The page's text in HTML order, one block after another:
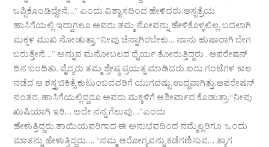
ಒಪ್ಪಿಕೊಂಡಿದ್ದೇನೆ…” ಎಂದು ವಿಶ್ವಾಸದಿಂದ ಹೇಳಿದರು.ಆಸ್ಪತ್ರೆಯ
ಹಾಸಿಗೆಯಲ್ಲಿ ಇದ್ದಾಗಲೂ ಅವರು ತಮ್ಮ ನೋವನ್ನು ಹೇಳಿಕೊಳ್ಳಲಿಲ್ಲ. ಬದಲಾಗಿ
ಮಕ್ಕಳ ಮುಖ ನೋಡುತ್ತಾ,“ನೀವು ಚೆನ್ನಾಗಿರಬೇಕು… ನಾನು ಹುಷಾರಾಗಿ ಬೇಗ
ಬರುತ್ತೇನೆ…” ಅನ್ನುವ ಮನೋಬಲದ ಧೈರ್ಯ ತೋರುತ್ತಿದ್ದರು . ಆಪರೇಷನ್
ದಿನ ಬಂದಿತು. ವೈದ್ಯರು ತಮ್ಮ ಶ್ರೇಷ್ಠ ಪ್ರಯತ್ನ ಮಾಡಿದರು.ಐದು ಗಂಟೆಗಳ ಕಾಲ
ನಡೆದ ಆ ಶಸ್ತ್ರಚಿಕಿತ್ಸೆ ಕುಟುಂಬದವರಿಗೆ ಯುಗದಷ್ಟು ಉದ್ದವಾಗಿತ್ತು.ಆಪರೇಷನ್
ನಂತರ, ಹಾಸಿಗೆಯಲ್ಲಿದ್ದರೂ ಅವರು ಮಕ್ಕಳಿಗೆ ಆಶೀರ್ವಾದ ಕೊಡುತ್ತಾ,“ನೀವು
ಖುಷಿಯಾಗಿ ಇರಿ… ಅದೇ ನನ್ನ ಗೆಲುವು…”ಎಂದು
ಹೇಳುತ್ತಿದ್ದರು.ತಾಯಿಯವರಿಗಾದ ಈ ಅನುಭವದಿಂದ ನಮ್ಮೆಲ್ಲರಿಗೂ ಒಂದು
ಮಾತನ್ನು ಹೇಳುತ್ತಿದ್ದರು…. “ನಮ್ಮ ಆರೋಗ್ಯವನ್ನು ಕಡೆಗಣಿಸುವ… ತ್ಯಾಗ